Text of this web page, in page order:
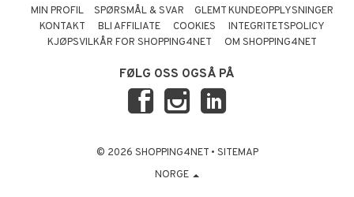
MIN PROFIL SPØRSMÅL & SVAR
GLEMT KUNDEOPPLYSNINGER
KONTAKT
BLI AFFILIATE COOKIES
INTEGRITETSPOLICY
KJØPSVILKÅR FOR SHOPPING4NET
OM SHOPPING4NET
FØLG OSS OGSÅ PÅ
© 2026 SHOPPING4NET • SITEMAP
NORGE